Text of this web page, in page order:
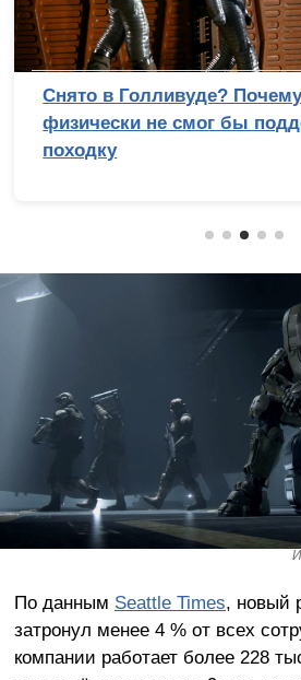
Сравнительный тест
смартфонов (2026): итоги
По данным Seattle Times, новый
затронул менее 4 % от всех
компании работает более 228